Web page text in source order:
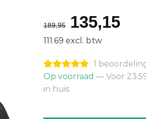
189,95
prijs
was:
€189,95.
135,15
is:
111.69 excl. btw
1
Op voorraad — Voor
in huis